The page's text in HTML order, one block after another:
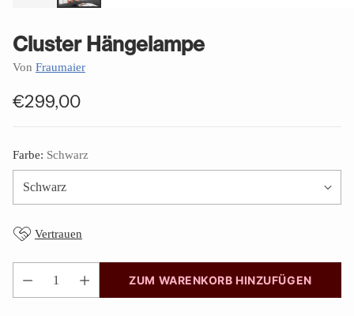
Cluster Hängelampe
Von Fraumaier
Normaler
€299,00
Farbe: Schwarz
Vertrauen
Anzahl
ZUM WARENKORB HINZUFÜGEN